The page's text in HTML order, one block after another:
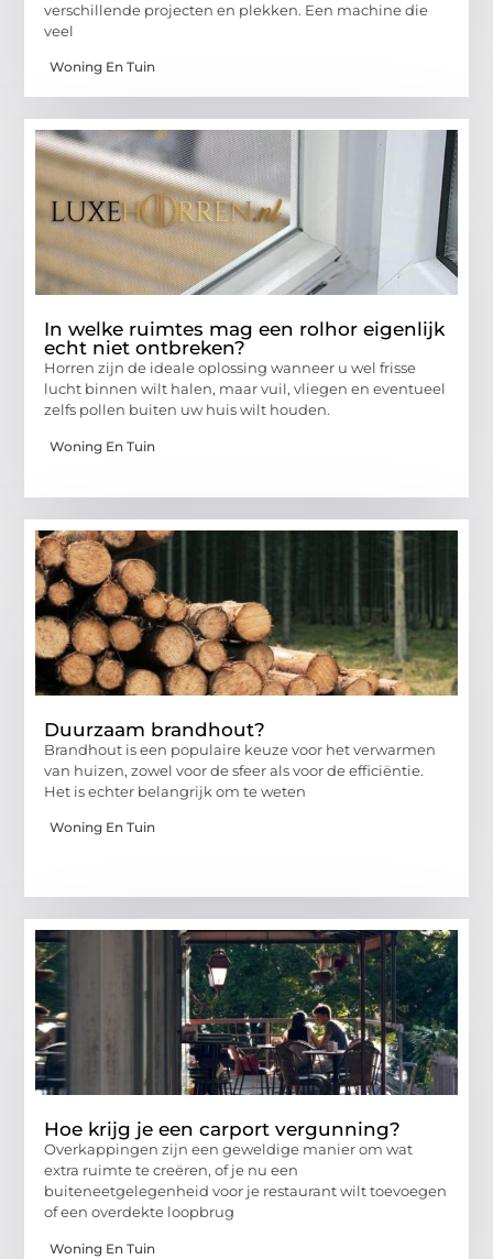
verschillende projecten en plekken. Een machine die
veel
Woning En Tuin
In welke ruimtes mag een rolhor eigenlijk
echt niet ontbreken?
Horren zijn de ideale oplossing wanneer u wel frisse
lucht binnen wilt halen, maar vuil, vliegen en eventueel
zelfs pollen buiten uw huis wilt houden.
Woning En Tuin
Duurzaam brandhout?
Brandhout is een populaire keuze voor het verwarmen
van huizen, zowel voor de sfeer als voor de efficiëntie.
Het is echter belangrijk om te weten
Woning En Tuin
Hoe krijg je een carport vergunning?
Overkappingen zijn een geweldige manier om wat
extra ruimte te creëren, of je nu een
buiteneetgelegenheid voor je restaurant wilt toevoegen
of een overdekte loopbrug
Woning En Tuin